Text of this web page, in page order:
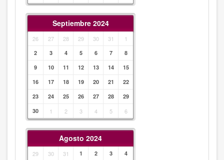
Septiembre 2024
26 27 28 29 30 31 1
2 3 4 5 6 7
8
9
10 11 12 13 14
15
16
17 18 19 20 21
22
23
24 25 26 27 28
29
30
1 2 3 4 5 6
Agosto 2024
29 30 31 1 2 3 4